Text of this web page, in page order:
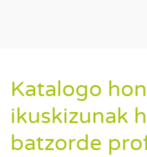
Katalogo
ikuskizunak
batzorde